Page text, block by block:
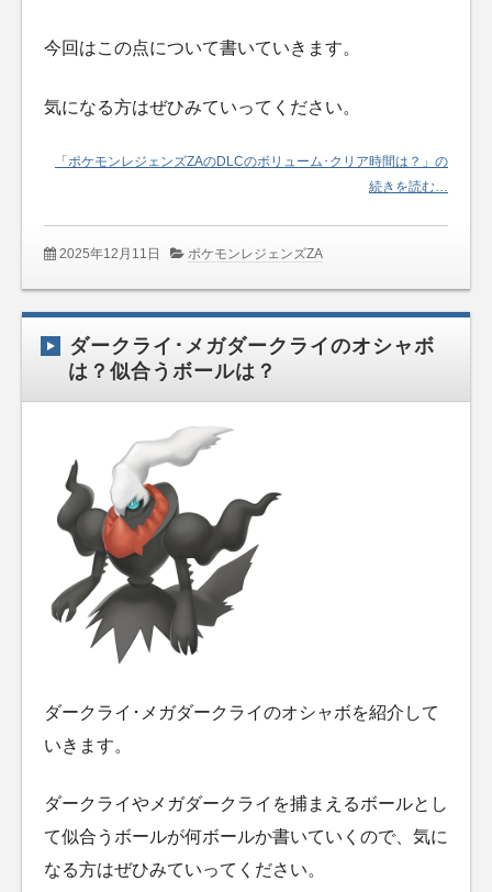
今回はこの点について書いていきます。
気になる方はぜひみていってください。
「ポケモンレジェンズZAのDLCのボリューム･クリア時間は？」の
続きを読む…
2025年12月11日 ポケモンレジェンズZA
ダークライ･メガダークライのオシャボ
は？似合うボールは？
ダークライ･メガダークライのオシャボを紹介して
いきます。
ダークライやメガダークライを捕まえるボールとし
て似合うボールが何ボールか書いていくので、気に
なる方はぜひみていってください。